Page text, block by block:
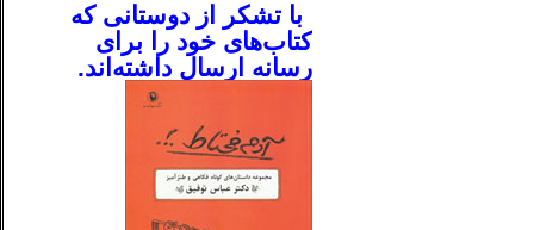
با تشکر از دوستانی که
کتاب‌های خود را برای
رسانه ارسال داشته‌اند.